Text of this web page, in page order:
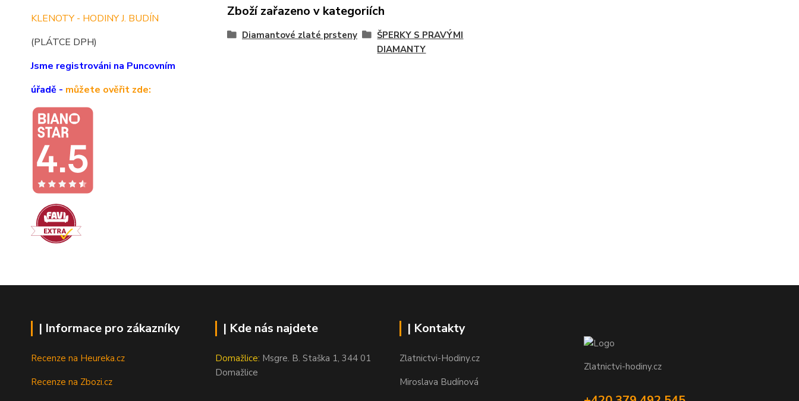
KLENOTY - HODINY J. BUDÍN
(PLÁTCE DPH)
Jsme registrováni na Puncovním
úřadě - můžete ověřit zde:
Zboží zařazeno v kategoriích
Diamantové zlaté prsteny
ŠPERKY S PRAVÝMI
DIAMANTY
| Informace pro zákazníky
Recenze na Heureka.cz
Recenze na Zbozi.cz
| Kde nás najdete
Domažlice: Msgre. B. Staška 1, 344 01
Domažlice
| Kontakty
Zlatnictvi-Hodiny.cz
Miroslava Budínová
Zlatnictvi-hodiny.cz